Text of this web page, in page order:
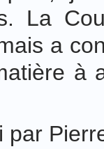
La
a
par